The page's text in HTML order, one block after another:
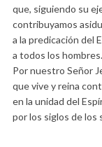
que, siguiendo su
contribuyamos
a la predicación del
a todos los hombres.
Por nuestro Señor
que vive y reina
en la unidad del
por los siglos de los